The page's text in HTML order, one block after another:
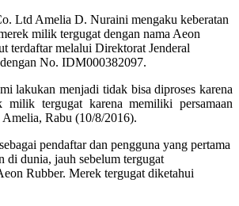
Ltd Amelia D. Nuraini mengaku keberatan
milik tergugat dengan nama Aeon
terdaftar melalui Direktorat Jenderal
No. IDM000382097.
lakukan menjadi tidak bisa diproses karena
milik tergugat karena memiliki persamaan
Rabu (10/8/2016).
pendaftar dan pengguna yang pertama
di dunia, jauh sebelum tergugat
Rubber. Merek tergugat diketahui